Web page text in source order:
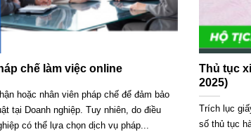
chế làm việc online
hoặc nhân viên pháp chế để đảm bảo
tại Doanh nghiệp. Tuy nhiên, do điều
có thể lựa chọn dịch vụ pháp...
Thủ tục
2025)
Trích lục
số thủ tục